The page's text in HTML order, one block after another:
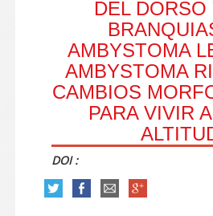
DEL DORSO
AMBYSTOMA
AMBYSTOMA
CAMBIOS
PARA VIVIR
DOI :